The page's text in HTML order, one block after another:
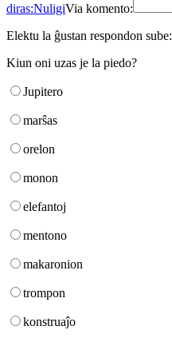
diras:NuligiVia komento:
Elektu la ĝustan respondon sube:
Kiun oni uzas je la piedo?
Jupitero
marŝas
orelon
monon
elefantoj
mentono
makaronion
trompon
konstruaĵo